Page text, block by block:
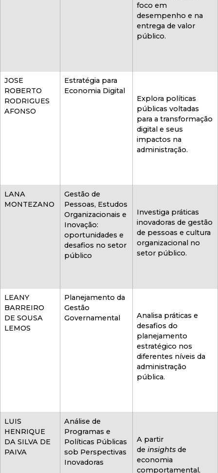
foco em
desempenho e na
entrega de valor
público.
JOSE
ROBERTO
RODRIGUES
AFONSO
Estratégia para
Economia Digital
Explora políticas
públicas voltadas
para a transformação
digital e seus
impactos na
administração.
LANA
MONTEZANO
Gestão de
Pessoas, Estudos
Organizacionais e
Inovação:
oportunidades e
desafios no setor
público
Investiga práticas
inovadoras de gestão
de pessoas e cultura
organizacional no
setor público.
LEANY
BARREIRO
DE SOUSA
LEMOS
Planejamento da
Gestão
Governamental
Analisa práticas e
desafios do
planejamento
estratégico nos
diferentes níveis da
administração
pública.
LUIS
HENRIQUE
DA SILVA DE
PAIVA
Análise de
Programas e
Políticas Públicas
sob Perspectivas
Inovadoras
A partir
de insights de
economia
comportamental,